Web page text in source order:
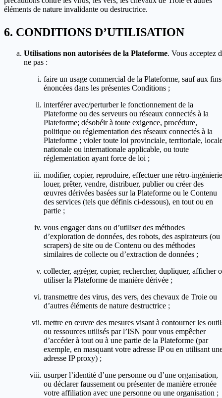
éléments de nature invalidante ou destructrice.
CONDITIONS D’UTILISATION
Utilisations non autorisées de la Plateforme. Vous acceptez
ne pas :
faire un usage commercial de la Plateforme, sauf aux fins
énoncées dans les présentes Conditions ;
interférer avec/perturber le fonctionnement de la
Plateforme ou des serveurs ou réseaux connectés à la
Plateforme; désobéir à toute exigence, procédure,
politique ou réglementation des réseaux connectés à la
Plateforme ; violer toute loi provinciale, territoriale,
nationale ou internationale applicable, ou toute
réglementation ayant force de loi ;
modifier, copier, reproduire, effectuer une rétro-
louer, prêter, vendre, distribuer, publier ou créer des
œuvres dérivées basées sur la Plateforme ou le Contenu
des services (tels que définis ci-dessous), en tout ou en
partie ;
vous engager dans ou d’utiliser des méthodes
d’exploration de données, des robots, des aspirateurs (ou
scrapers) de site ou de Contenu ou des méthodes
similaires de collecte ou d’extraction de données ;
collecter, agréger, copier, rechercher, dupliquer, afficher
utiliser la Plateforme de manière dérivée ;
transmettre des virus, des vers, des chevaux de Troie ou
d’autres éléments de nature destructrice ;
mettre en œuvre des mesures visant à contourner les
ou ressources utilisés par l’ISN pour vous empêcher
d’accéder à tout ou à une partie de la Plateforme (par
exemple, en masquant votre adresse IP ou en utilisant
adresse IP proxy) ;
usurper l’identité d’une personne ou d’une organisation,
ou déclarer faussement ou présenter de manière erronée
votre affiliation avec une personne ou une organisation ;